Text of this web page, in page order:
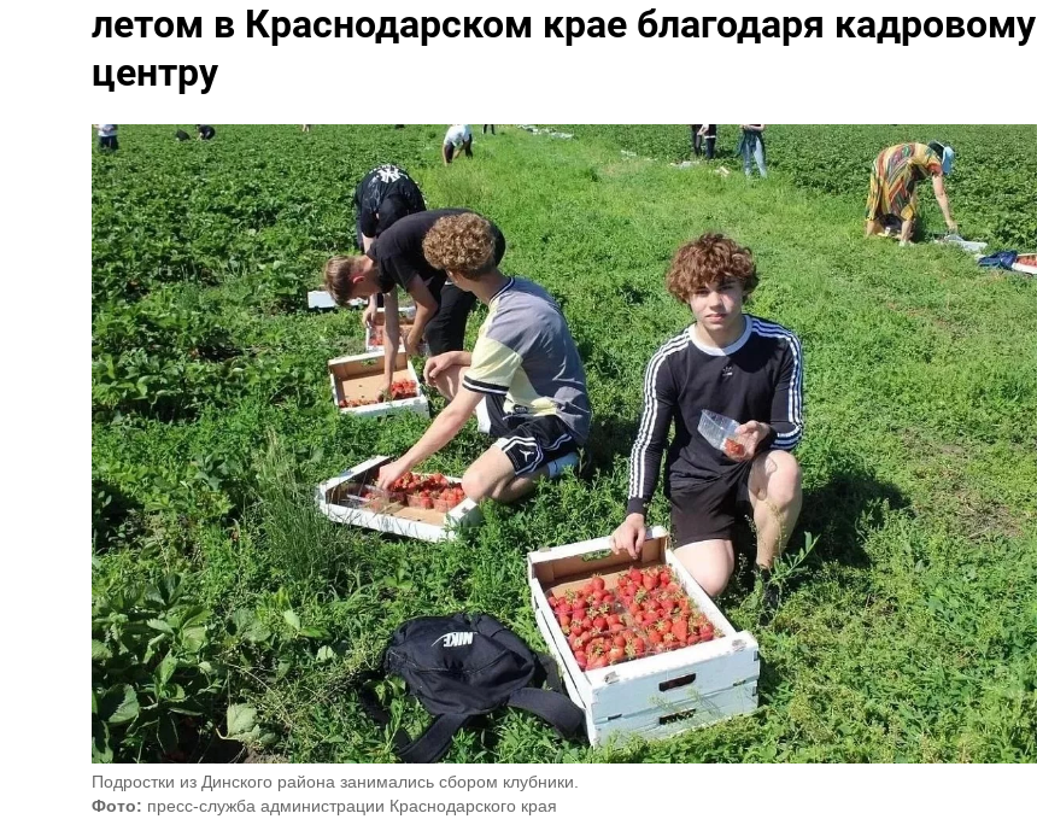
летом в Краснодарском крае благодаря кадровому
центру
Подростки из Динского района занимались сбором клубники.
Фото: пресс-служба администрации Краснодарского края